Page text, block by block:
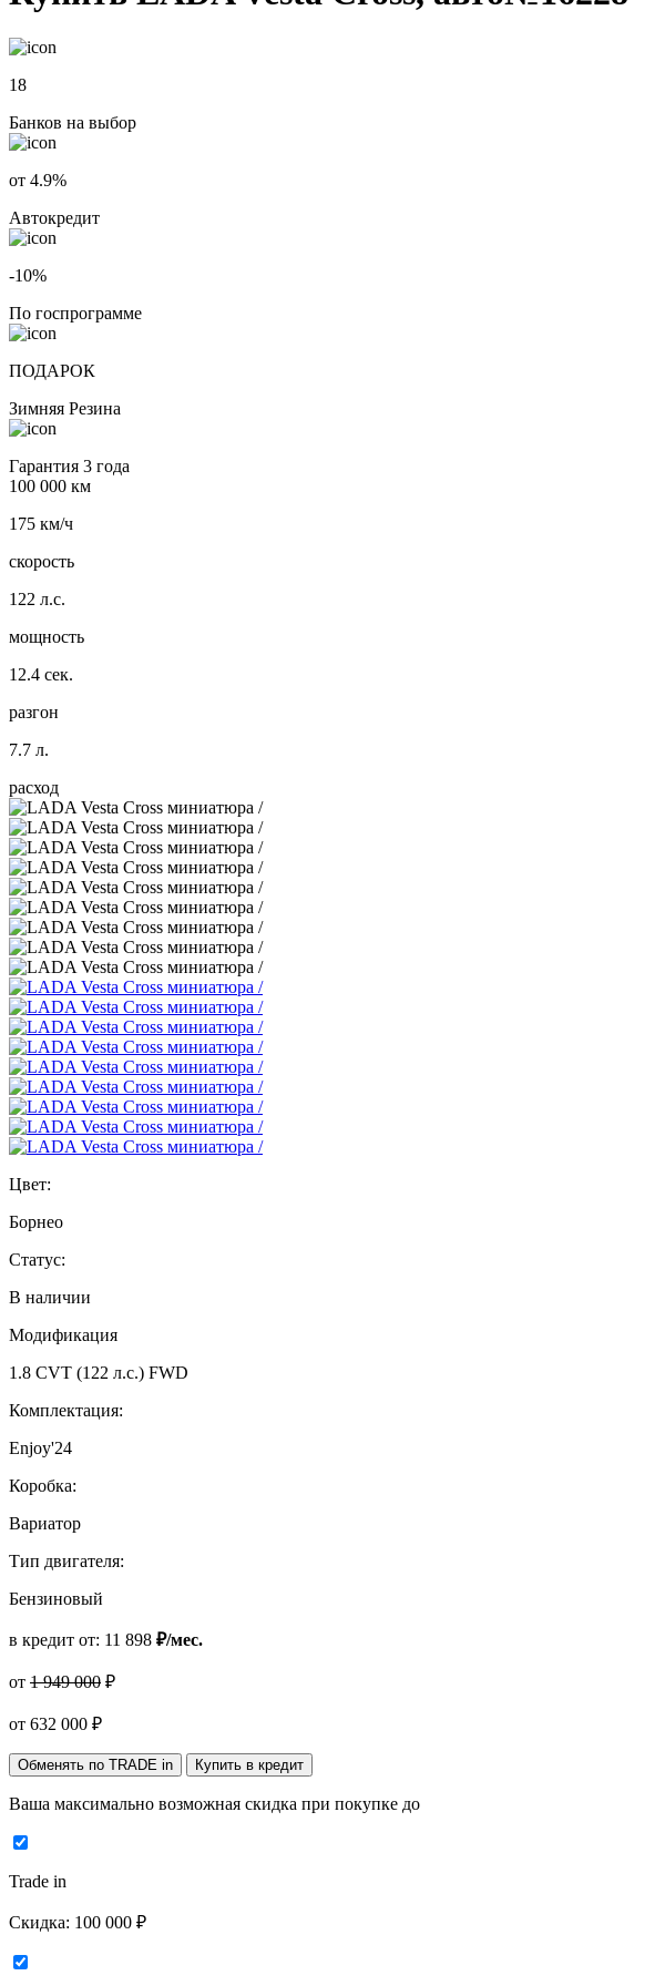
18
Банков на выбор
от 4.9%
Автокредит
-10%
По госпрограмме
ПОДАРОК
Зимняя Резина
Гарантия 3 года
100 000 км
175 км/ч
скорость
122 л.с.
мощность
12.4 сек.
разгон
7.7 л.
расход
Цвет:
Борнео
Статус:
В наличии
Модификация
1.8 CVT (122 л.с.) FWD
Комплектация:
Enjoy'24
Коробка:
Вариатор
Тип двигателя:
Бензиновый
в кредит от: 11 898 ₽/мес.
от 1 949 000 ₽
от 632 000 ₽
Обменять по TRADE in Купить в кредит
Ваша максимально возможная скидка при покупке до
Trade in
Скидка: 100 000 ₽